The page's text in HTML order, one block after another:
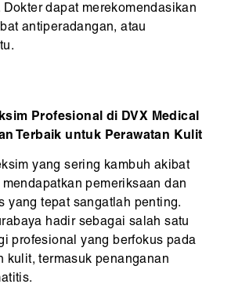
dapat merekomendasikan
antiperadangan, atau
Profesional di DVX Medical
Terbaik untuk Perawatan Kulit
yang sering kambuh akibat
pemeriksaan dan
yang tepat sangatlah penting.
hadir sebagai salah satu
profesional yang berfokus pada
kulit, termasuk penanganan